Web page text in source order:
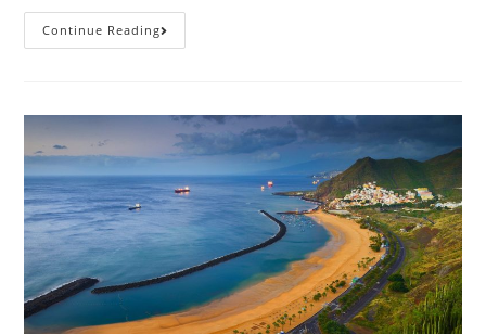
Continue ReadingZboruri
Ieftine
Direct
Dus-
Intors
Toate
Taxele.